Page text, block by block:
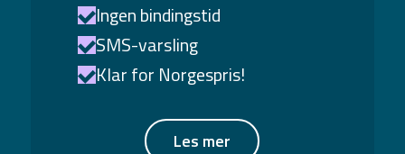
Ingen bindingstid
SMS-varsling
Klar for Norgespris!
Les mer